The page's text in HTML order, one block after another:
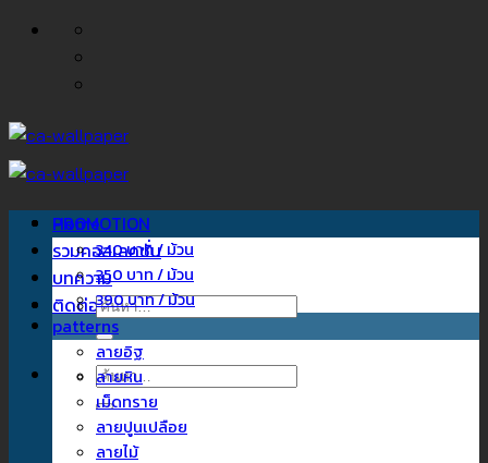
ข้าม
Home
รวมคอลเลคชั่น
บทความ
ติดต่อเรา
ค้นหา:
ค้นหา:
PROMOTION
340 บาท / ม้วน
350 บาท / ม้วน
390 บาท / ม้วน
patterns
ลายอิฐ
ลายหิน
เม็ดทราย
ลายปูนเปลือย
ลายไม้